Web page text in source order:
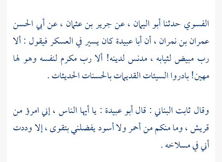
الفسوي حدثناأبو اليمان ،عنجرير بن عثمان ،عنأبي الحسن
عمران بن نمران ،أنأبا عبيدةكان يسير في العسكر فيقول : ألا
رب مبيض لثيابه ، مدنس لدينه! ألا رب مكرم لنفسه وهو لها
مهين! بادروا السيئات القديمات بالحسنات الحديثات .
وقالثابت ‌البناني: قالأبو عبيدة : يا أيها الناس ، إني امرؤ من
قريش ،وما منكم من أحمر ولا أسود يفضلني بتقوى ، إلا وددت
أني في مسلاخه .